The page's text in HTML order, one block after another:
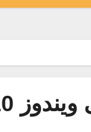
10